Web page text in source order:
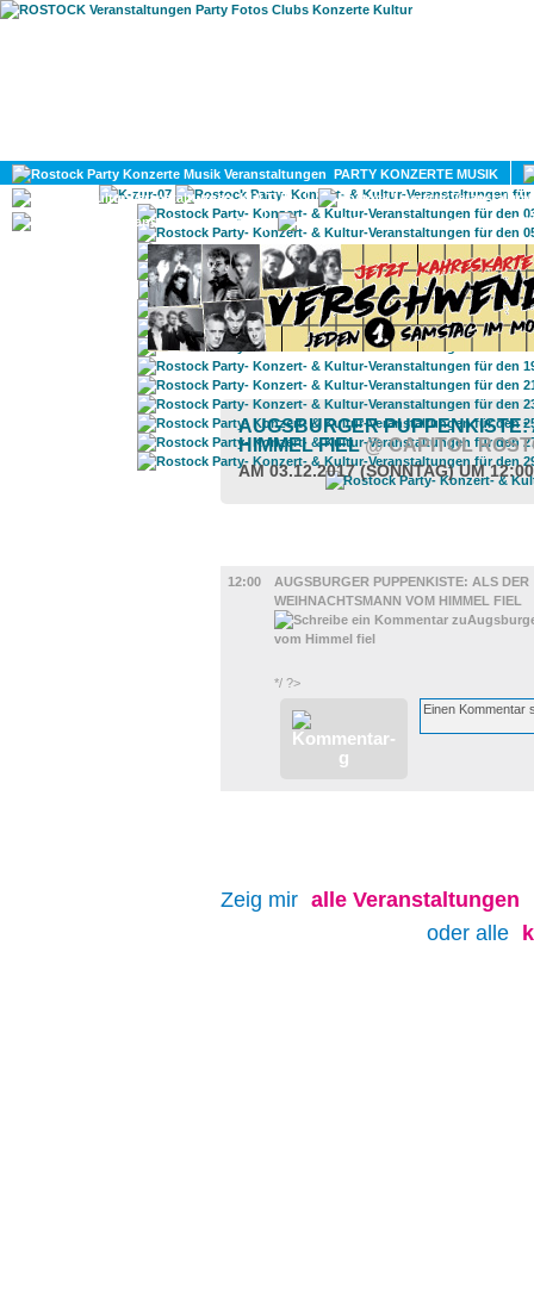
PARTY KONZERTE MUSIK
KULTUR
GAY
AUGSBURGER
HIMMEL FIEL@ CAPITOL
AM 03.12.2017 (SONNTAG) UM
12:00
AUGSBURGER PUPPENKISTE: ALS DER
WEIHNACHTSMANN VOM HIMMEL FIEL
*/ ?>
Zeig mir alle Veranstaltungen
oder alle